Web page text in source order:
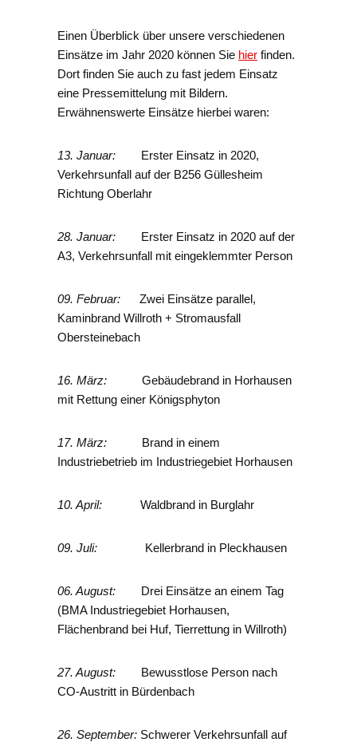
Einen Überblick über unsere verschiedenen
Einsätze im Jahr 2020 können Sie hier finden.
Dort finden Sie auch zu fast jedem Einsatz
eine Pressemittelung mit Bildern.
Erwähnenswerte Einsätze hierbei waren:
13. Januar: Erster Einsatz in 2020,
Verkehrsunfall auf der B256 Güllesheim
Richtung Oberlahr
28. Januar: Erster Einsatz in 2020 auf der
A3, Verkehrsunfall mit eingeklemmter Person
09. Februar: Zwei Einsätze parallel,
Kaminbrand Willroth + Stromausfall
Obersteinebach
16. März: Gebäudebrand in Horhausen
mit Rettung einer Königsphyton
17. März: Brand in einem
Industriebetrieb im Industriegebiet Horhausen
10. April: Waldbrand in Burglahr
09. Juli: Kellerbrand in Pleckhausen
06. August: Drei Einsätze an einem Tag
(BMA Industriegebiet Horhausen,
Flächenbrand bei Huf, Tierrettung in Willroth)
27. August: Bewusstlose Person nach
CO-Austritt in Bürdenbach
26. September: Schwerer Verkehrsunfall auf